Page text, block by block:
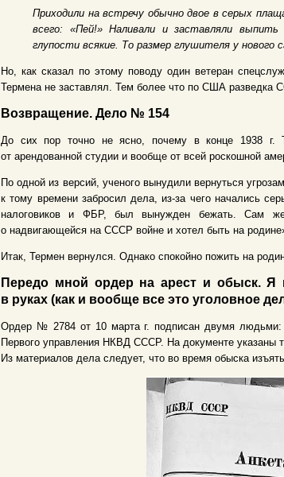
Приходили на встречу обычно двое в серых
всего: «Пей!» Наливали и заставляли
глупости всякие. То размер глушителя у
Но, как сказал по этому поводу один ветеран
Термена не заставлял. Тем более что по США разведка
Возвращение. Дело № 154
До сих пор точно не ясно, почему в конце 1938 г.
от арендованной студии и вообще от всей роскошной
По одной из версий, ученого вынудили вернуться
к тому времени забросил дела, из-за чего начались
налоговиков и ФБР, был вынужден бежать. Сам же
о надвигающейся на СССР войне и хотел быть на
Итак, Термен вернулся. Однако спокойно пожить на
Передо мной ордер на арест и обыск. Я
в руках (как и вообще все это уголовное
Ордер № 2784 от 10 марта г. подписан двумя людьми:
Первого управления НКВД СССР. На документе указаны
Из материалов дела следует, что во время обыска